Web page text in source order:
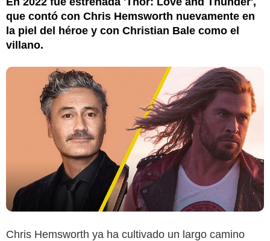
que contó con Chris Hemsworth nuevamente en
la piel del héroe y con Christian Bale como el
villano.
Chris Hemsworth ya ha cultivado un largo camino